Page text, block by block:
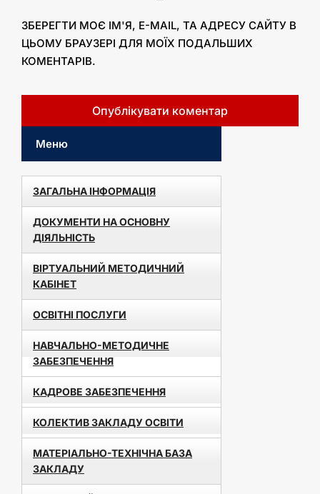
ЗБЕРЕГТИ МОЄ ІМ'Я, E-MAIL, ТА АДРЕСУ САЙТУ В
ЦЬОМУ БРАУЗЕРІ ДЛЯ МОЇХ ПОДАЛЬШИХ
КОМЕНТАРІВ.
Меню
ЗАГАЛЬНА ІНФОРМАЦІЯ
ДОКУМЕНТИ НА ОСНОВНУ
ДІЯЛЬНІСТЬ
ВІРТУАЛЬНИЙ МЕТОДИЧНИЙ
КАБІНЕТ
ОСВІТНІ ПОСЛУГИ
НАВЧАЛЬНО-МЕТОДИЧНЕ
ЗАБЕЗПЕЧЕННЯ
КАДРОВЕ ЗАБЕЗПЕЧЕННЯ
КОЛЕКТИВ ЗАКЛАДУ ОСВІТИ
МАТЕРІАЛЬНО-ТЕХНІЧНА БАЗА
ЗАКЛАДУ